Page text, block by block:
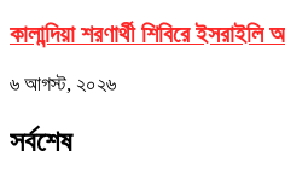
কালান্দিয়া শরণার্থী শিবিরে
৬ আগস্ট, ২০২৬
সর্বশেষ